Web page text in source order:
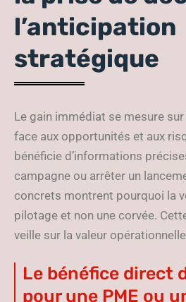
l’anticipation
stratégique
Le gain immédiat se mesure
face aux opportunités et aux
bénéficie d’informations
campagne ou arrêter un
concrets montrent pourquoi la
pilotage et non une corvée.
veille sur la valeur
Le bénéfice direct
pour une PME ou